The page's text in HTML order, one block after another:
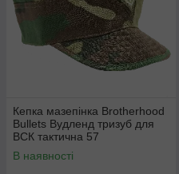
Кепка мазепінка Brotherhood
Bullets Вудленд тризуб для
ВСК тактична 57
В наявності